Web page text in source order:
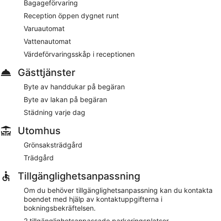
mot en avgift.
Detta hotell i Pratteln tillåter inte rökning.
För en kostnad kan gäster njuta av en frukostbuffé på
vardagar mellan 05.00 och 10.00 och på helger mellan
05.00 och 11.00.
Bagageförvaring
Reception öppen dygnet runt
Varuautomat
Vattenautomat
Värdeförvaringsskåp i receptionen
Gästtjänster
Byte av handdukar på begäran
Byte av lakan på begäran
Städning varje dag
Utomhus
Grönsaksträdgård
Trädgård
Tillgänglighetsanpassning
Om du behöver tillgänglighetsanpassning kan du kontakta
boendet med hjälp av kontaktuppgifterna i
bokningsbekräftelsen.